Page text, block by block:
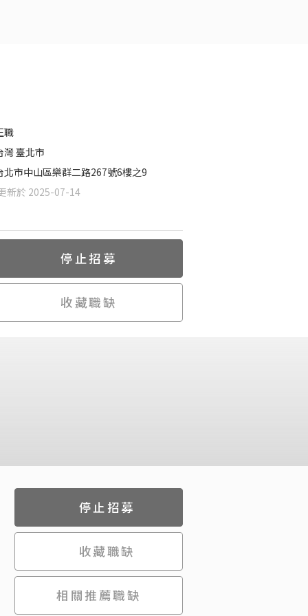
職
灣 臺北市
北市中山區樂群二路267號6樓之9
新於 2025-07-14
停止招募
收藏職缺
停止招募
收藏職缺
相關推薦職缺